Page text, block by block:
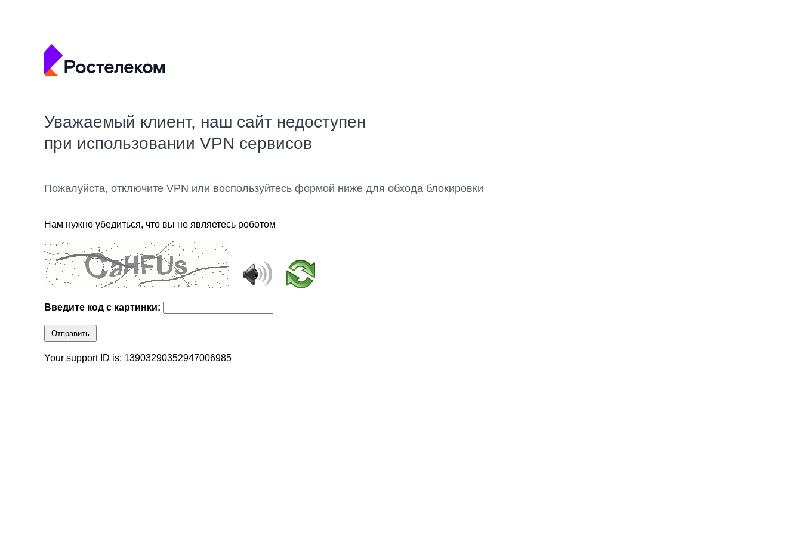
Уважаемый клиент, наш сайт недоступен
при использовании VPN сервисов
Пожалуйста, отключите VPN или воспользуйтесь формой ниже для обхода блокировки
Нам нужно убедиться, что вы не являетесь роботом
Введите код с картинки:
Отправить
Your support ID is: 13903290352947006985